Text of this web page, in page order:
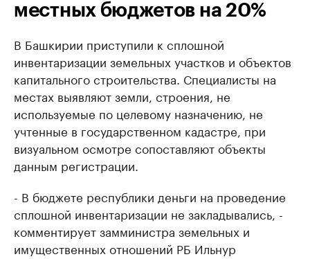
местных бюджетов на 20%
В Башкирии приступили к сплошной
инвентаризации земельных участков и объектов
капитального строительства. Специалисты на
местах выявляют земли, строения, не
используемые по целевому назначению, не
учтенные в государственном кадастре, при
визуальном осмотре сопоставляют объекты
данным регистрации.
- В бюджете республики деньги на проведение
сплошной инвентаризации не закладывались, -
комментирует замминистра земельных и
имущественных отношений РБ Ильнур